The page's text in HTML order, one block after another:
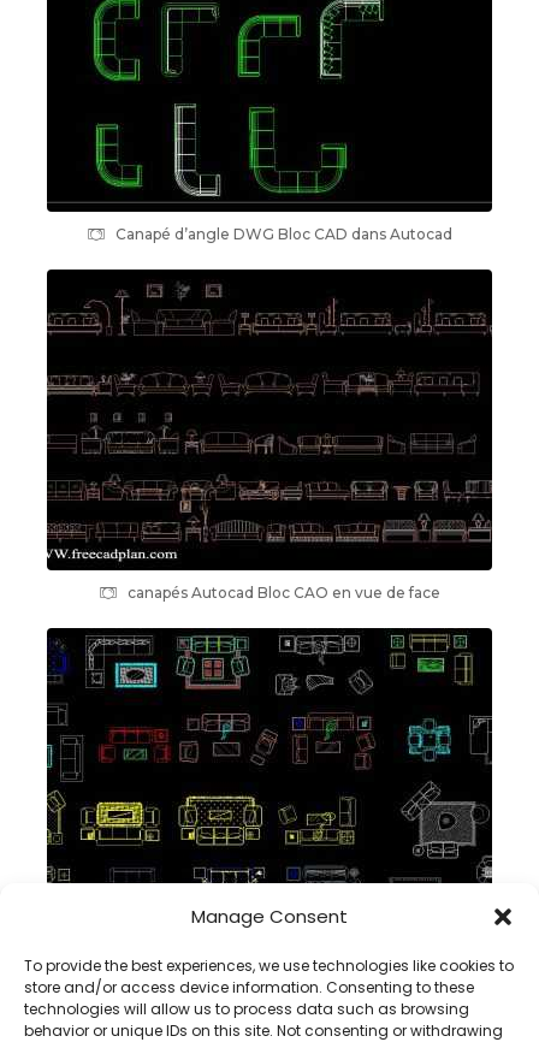
Manage Consent
To provide the best experiences, we use technologies like cookies to
store and/or access device information. Consenting to these
technologies will allow us to process data such as browsing
behavior or unique IDs on this site. Not consenting or withdrawing
Canapé d’angle DWG Bloc CAD dans Autocad
canapés Autocad Bloc CAO en vue de face